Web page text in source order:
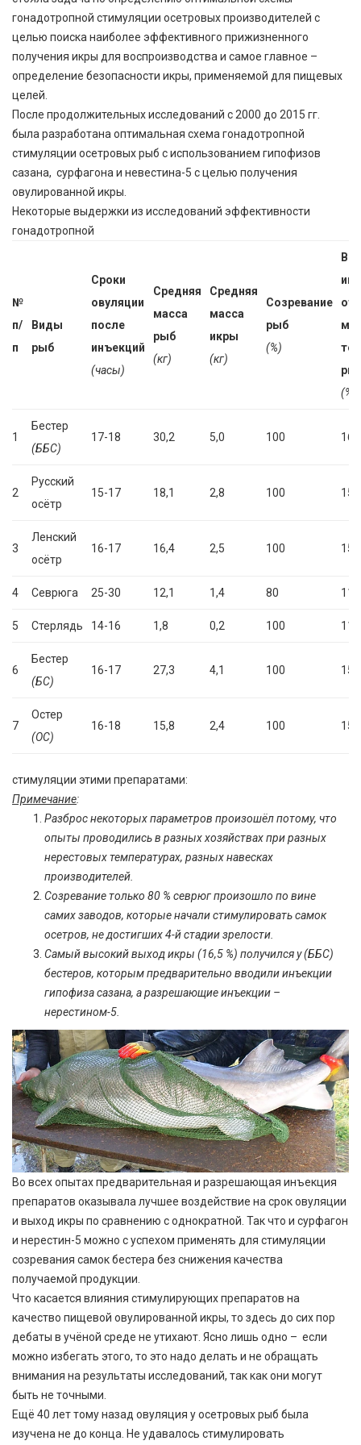
гонадотропной стимуляции осетровых производителей с
целью поиска наиболее эффективного прижизненного
получения икры для воспроизводства и самое главное –
определение безопасности икры, применяемой для пищевых
целей.
После продолжительных исследований с 2000 до 2015 гг.
была разработана оптимальная схема гонадотропной
стимуляции осетровых рыб с использованием гипофизов
сазана, сурфагона и невестина-5 с целью получения
овулированной икры.
Некоторые выдержки из исследований эффективности
гонадотропной
№
п/
п
Виды
рыб
Сроки
овуляции
после
инъекций
(часы)
Средняя
масса
рыб
(кг)
Средняя
масса
икры
(кг)
Созревание
рыб
(%)
Вес
от
(%)
1
Бестер
(ББС)
17-18 30,2 5,0 100
2
Русский
осётр
15-17 18,1 2,8 100
3
Ленский
осётр
16-17 16,4 2,5 100
4 Севрюга 25-30 12,1 1,4 80
5 Стерлядь 14-16 1,8 0,2 100
6
Бестер
(БС)
16-17 27,3 4,1 100
7
Остер
(ОС)
16-18 15,8 2,4 100
стимуляции этими препаратами:
Примечание:
Разброс некоторых параметров произошёл потому, что
опыты проводились в разных хозяйствах при разных
нерестовых температурах, разных навесках
производителей.
Созревание только 80 % севрюг произошло по вине
самих заводов, которые начали стимулировать самок
осетров, не достигших 4-й стадии зрелости.
Самый высокий выход икры (16,5 %) получился у (ББС)
бестеров, которым предварительно вводили инъекции
гипофиза сазана, а разрешающие инъекции –
нерестином-5.
Во всех опытах предварительная и разрешающая инъекция
препаратов оказывала лучшее воздействие на срок овуляции
и выход икры по сравнению с однократной. Так что и сурфагон
и нерестин-5 можно с успехом применять для стимуляции
созревания самок бестера без снижения качества
получаемой продукции.
Что касается влияния стимулирующих препаратов на
качество пищевой овулированной икры, то здесь до сих пор
дебаты в учёной среде не утихают. Ясно лишь одно – если
можно избегать этого, то это надо делать и не обращать
внимания на результаты исследований, так как они могут
быть не точными.
Ещё 40 лет тому назад овуляция у осетровых рыб была
изучена не до конца. Не удавалось стимулировать